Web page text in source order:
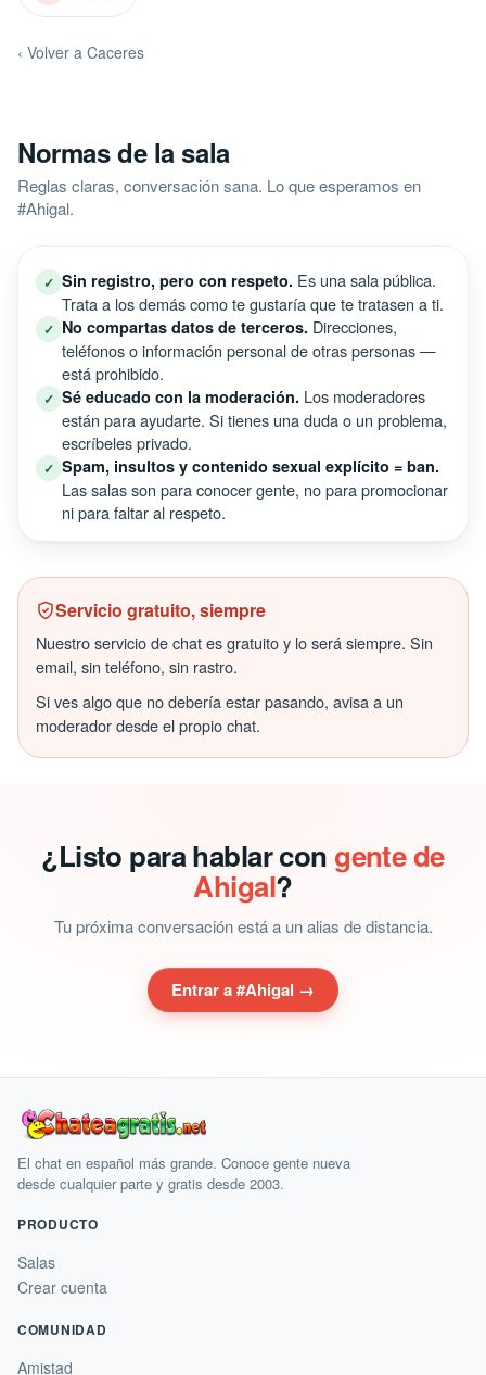
‹ Volver a Caceres
Normas de la sala
Reglas claras, conversación sana. Lo que esperamos en
#Ahigal.
✓ Sin registro, pero con respeto. Es una sala pública.
Trata a los demás como te gustaría que te tratasen a ti.
✓ No compartas datos de terceros. Direcciones,
teléfonos o información personal de otras personas —
está prohibido.
✓ Sé educado con la moderación. Los moderadores
están para ayudarte. Si tienes una duda o un problema,
escríbeles privado.
✓ Spam, insultos y contenido sexual explícito = ban.
Las salas son para conocer gente, no para promocionar
ni para faltar al respeto.
Servicio gratuito, siempre
Nuestro servicio de chat es gratuito y lo será siempre. Sin
email, sin teléfono, sin rastro.
Si ves algo que no debería estar pasando, avisa a un
moderador desde el propio chat.
¿Listo para hablar con gente de
Ahigal?
Tu próxima conversación está a un alias de distancia.
Entrar a #Ahigal →
El chat en español más grande. Conoce gente nueva
desde cualquier parte y gratis desde 2003.
PRODUCTO
Salas
Crear cuenta
COMUNIDAD
Amistad